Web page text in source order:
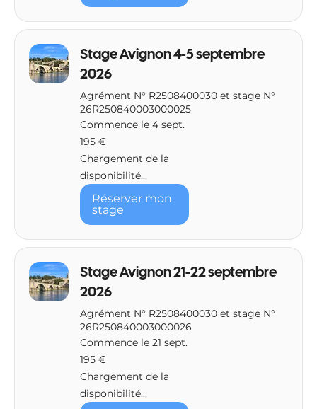
Stage Avignon 4-5 septembre
2026
Agrément N° R2508400030 et stage N°
26R250840003000025
Commence le 4 sept.
195
euros
195 €
Chargement de la
disponibilité...
Réserver mon
stage
Stage Avignon 21-22 septembre
2026
Agrément N° R2508400030 et stage N°
26R250840003000026
Commence le 21 sept.
195
euros
195 €
Chargement de la
disponibilité...